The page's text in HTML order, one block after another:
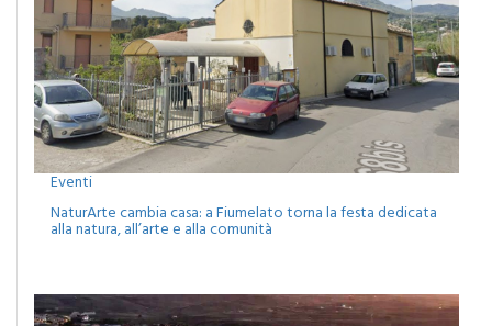
Eventi
NaturArte cambia casa: a Fiumelato torna la festa dedicata
alla natura, all’arte e alla comunità